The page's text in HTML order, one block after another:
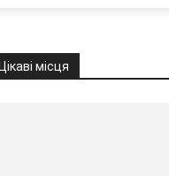
Цікаві місця